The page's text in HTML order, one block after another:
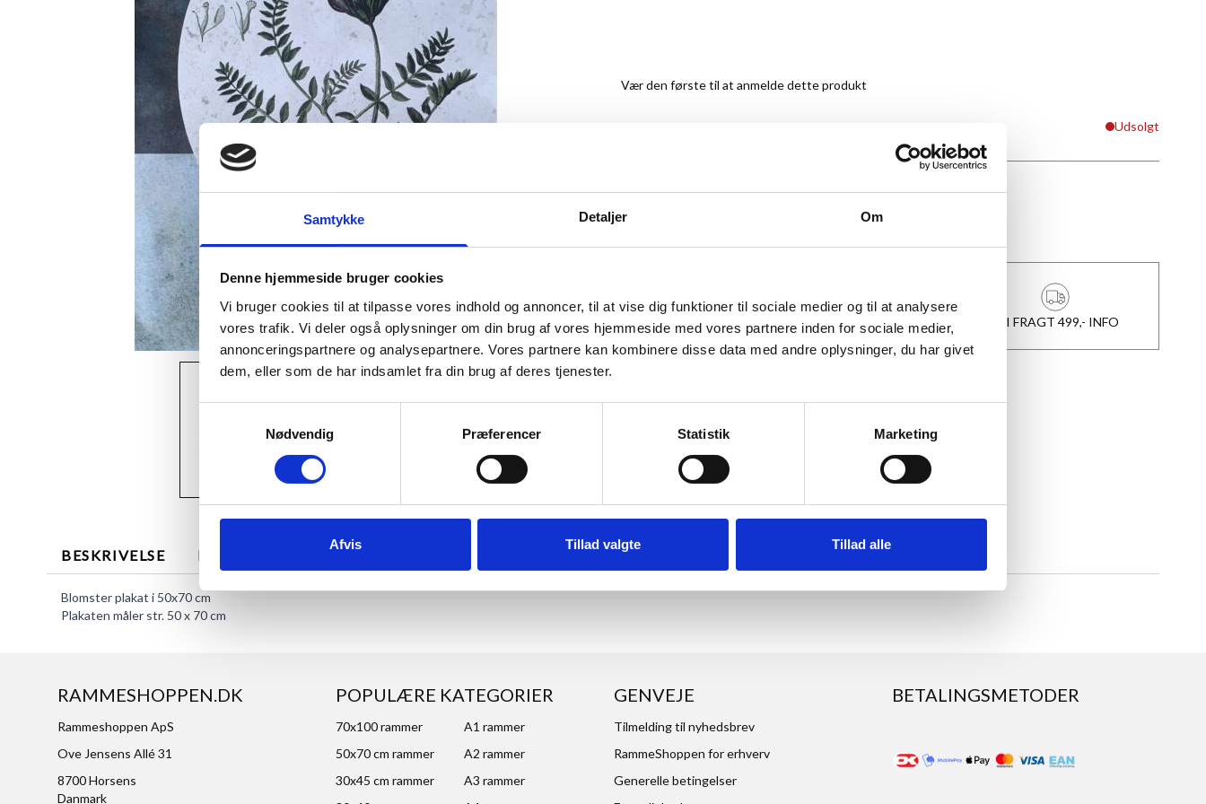
Samtykke Detaljer Om
Denne hjemmeside bruger cookies
Vi bruger cookies til at tilpasse vores indhold og annoncer, til at vise dig funktioner til sociale medier og til at analysere
vores trafik. Vi deler også oplysninger om din brug af vores hjemmeside med vores partnere inden for sociale medier,
annonceringspartnere og analysepartnere. Vores partnere kan kombinere disse data med andre oplysninger, du har givet
dem, eller som de har indsamlet fra din brug af deres tjenester.
Nødvendig
Præferencer Statistik Marketing
Afvis Tillad valgte Tillad alle
View larger image View larger image
Vær den første til at anmelde dette produkt
Udsolgt
Anmeldt til 5/5
ANMELDT TIL 5/5★ 1-3 DAGES LEVERING FRI FRAGT 499,- INFO
BESKRIVELSE MERE INFORMATION
Blomster plakat i 50x70 cm
Plakaten måler str. 50 x 70 cm
RAMMESHOPPEN.DK
Rammeshoppen ApS
Ove Jensens Allé 31
8700 Horsens
Danmark
POPULÆRE KATEGORIER
70x100 rammer
A1 rammer
50x70 cm rammer
A2 rammer
30x45 cm rammer
A3 rammer
GENVEJE
Tilmelding til nyhedsbrev
RammeShoppen for erhverv
Generelle betingelser
BETALINGSMETODER